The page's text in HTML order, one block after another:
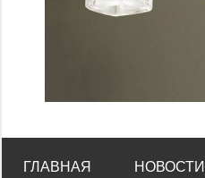
ГЛАВНАЯ НОВОСТИ